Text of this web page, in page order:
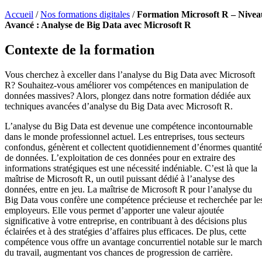
Accueil /Nos formations digitales /Formation Microsoft R –
Avancé : Analyse de Big Data avec Microsoft R
Contexte de la formation
Vous cherchez à exceller dans l’analyse du Big Data avec Microsoft
R? Souhaitez-vous améliorer vos compétences en manipulation de
données massives? Alors, plongez dans notre formation dédiée aux
techniques avancées d’analyse du Big Data avec Microsoft R.
L’analyse du Big Data est devenue une compétence incontournable
dans le monde professionnel actuel. Les entreprises, tous secteurs
confondus, génèrent et collectent quotidiennement d’énormes
de données. L’exploitation de ces données pour en extraire des
informations stratégiques est une nécessité indéniable. C’est là que la
maîtrise de Microsoft R, un outil puissant dédié à l’analyse des
données, entre en jeu. La maîtrise de Microsoft R pour l’analyse du
Big Data vous confère une compétence précieuse et recherchée par
employeurs. Elle vous permet d’apporter une valeur ajoutée
significative à votre entreprise, en contribuant à des décisions plus
éclairées et à des stratégies d’affaires plus efficaces. De plus, cette
compétence vous offre un avantage concurrentiel notable sur le
du travail, augmentant vos chances de progression de carrière.